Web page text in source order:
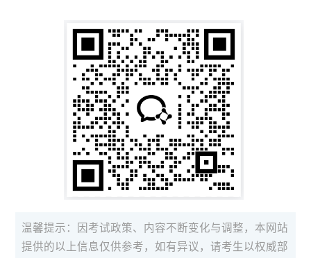
温馨提示：因考试政策、内容不断变化与调整，本网站
提供的以上信息仅供参考，如有异议，请考生以权威部